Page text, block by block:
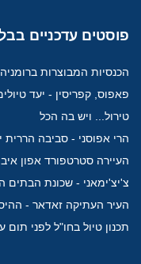
פוסטים עדכניים
הכנסיות המבוצרות ברומניה
פאפוס, קפריסין - יעד
טירול... ויש בה הכל
הרי אפוסני - סביבה הררית
העיירה סטרטפורד אפון
צ'יצ'ימאני - שכונת הבתים
העיר העתיקה זאדאר -
תכנון טיול בחו"ל לפני תום